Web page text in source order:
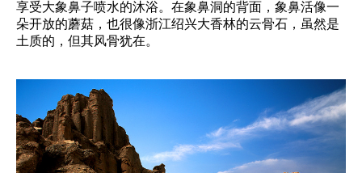
享受大象鼻子喷水的沐浴。在象鼻洞的背面，象鼻活像一
朵开放的蘑菇，也很像浙江绍兴大香林的云骨石，虽然是
土质的，但其风骨犹在。